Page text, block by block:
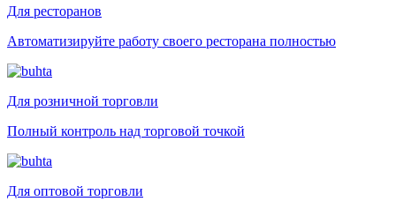
Для ресторанов
Автоматизируйте работу своего ресторана полностью
Для розничной торговли
Полный контроль над торговой точкой
Для оптовой торговли